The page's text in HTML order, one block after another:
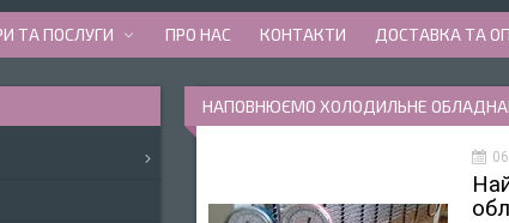
ТА ПОСЛУГИ ПРО НАС КОНТАКТИ ДОСТАВКА ТА
НАПОВНЮЄМО ХОЛОДИЛЬНЕ